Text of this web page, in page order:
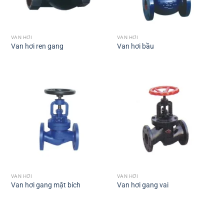
VAN HƠI
Van hơi ren gang
VAN HƠI
Van hơi bầu
VAN HƠI
Van hơi gang mặt bích
VAN HƠI
Van hơi gang vai